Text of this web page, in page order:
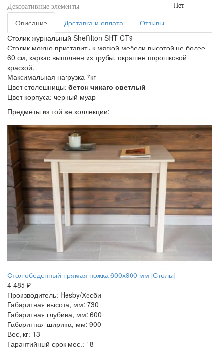
Декоративные элементы
Нет
Описание Доставка и оплата
Отзывы
Столик журнальный Sheffilton SHT-CT9
Столик можно приставить к мягкой мебели высотой не более
60 см, каркас выполнен из трубы, окрашен порошковой
краской.
Максимальная нагрузка 7кг
Цвет столешницы: бетон чикаго светлый
Цвет корпуса: черный муар
Предметы из той же коллекции:
Стол обеденный прямая ножка 600х900 мм [Столы]
4 485 ₽
Производитель: Hesby/Хесби
Габаритная высота, мм: 730
Габаритная глубина, мм: 600
Габаритная ширина, мм: 900
Вес, кг: 13
Гарантийный срок мес.: 18